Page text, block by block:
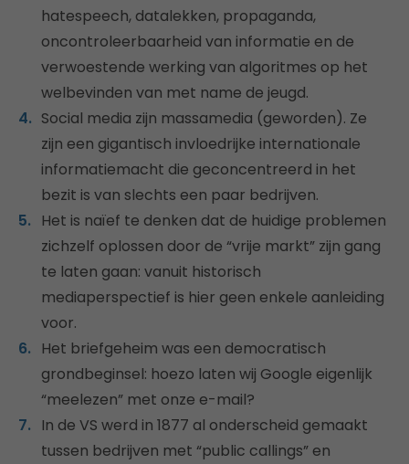
hatespeech, datalekken, propaganda,
oncontroleerbaarheid van informatie en de
verwoestende werking van algoritmes op het
welbevinden van met name de jeugd.
Social media zijn massamedia (geworden). Ze
zijn een gigantisch invloedrijke internationale
informatiemacht die geconcentreerd in het
bezit is van slechts een paar bedrijven.
Het is naïef te denken dat de huidige problemen
zichzelf oplossen door de “vrije markt” zijn gang
te laten gaan: vanuit historisch
mediaperspectief is hier geen enkele aanleiding
voor.
Het briefgeheim was een democratisch
grondbeginsel: hoezo laten wij Google eigenlijk
“meelezen” met onze e-mail?
In de VS werd in 1877 al onderscheid gemaakt
tussen bedrijven met “public callings” en